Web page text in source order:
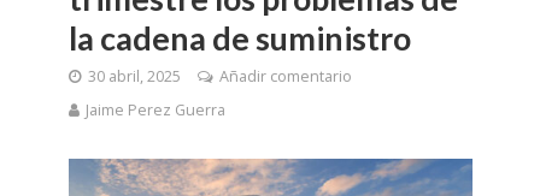
la cadena de suministro
30 abril, 2025
Añadir comentario
Jaime Perez Guerra